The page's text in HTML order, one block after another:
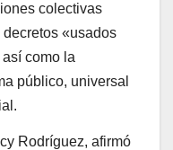
colectivas
«usados
como la
público, universal
Rodríguez, afirmó